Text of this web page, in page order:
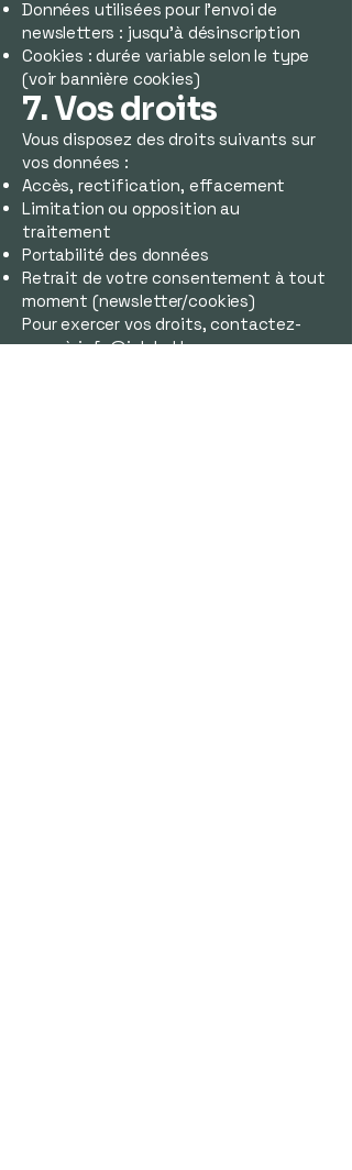
Données utilisées pour l’envoi de
newsletters : jusqu’à désinscription
Cookies : durée variable selon le type
(voir bannière cookies)
7. Vos droits
Vous disposez des droits suivants sur
vos données :
Accès, rectification, effacement
Limitation ou opposition au
traitement
Portabilité des données
Retrait de votre consentement à tout
moment (newsletter/cookies)
Pour exercer vos droits, contactez-
nous àinfo@julabel.be.